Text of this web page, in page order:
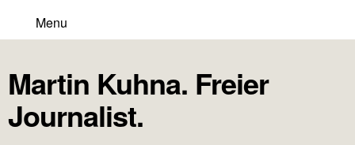
Menu
Martin Kuhna. Freier
Journalist.